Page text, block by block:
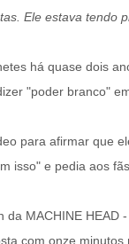
Ele estava tendo
há quase dois
"poder branco"
para afirmar que
isso" e pedia aos
MACHINE HEAD
com onze